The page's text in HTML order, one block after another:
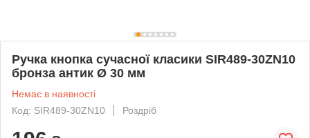
Ручка кнопка сучасної класики SIR489-30ZN10
бронза антик Ø 30 мм
Немає в наявності
Код: SIR489-30ZN10
Роздріб